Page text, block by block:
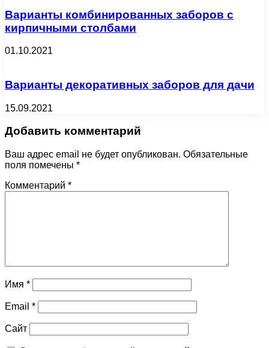
Варианты комбинированных заборов с
кирпичными столбами
01.10.2021
Варианты декоративных заборов для дачи
15.09.2021
Добавить комментарий
Ваш адрес email не будет опубликован. Обязательные
поля помечены *
Комментарий *
Имя *
Email *
Сайт